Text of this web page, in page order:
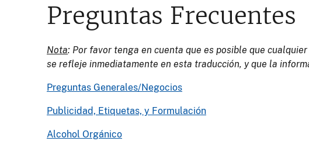
Preguntas Frecuentes
Nota: Por favor tenga en cuenta que es posible que
se refleje inmediatamente en esta traducción, y que la
Preguntas Generales/Negocios
Publicidad, Etiquetas, y Formulación
Alcohol Orgánico